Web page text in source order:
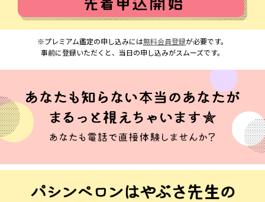
※プレミアム鑑定の申し込みには無料会員登録が必要です。
事前に登録いただくと、当日の申し込みがスムーズです。